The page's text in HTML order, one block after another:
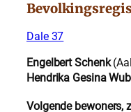
Dale 37
Engelbert Schenk
Hendrika Gesina
Volgende bewoners,